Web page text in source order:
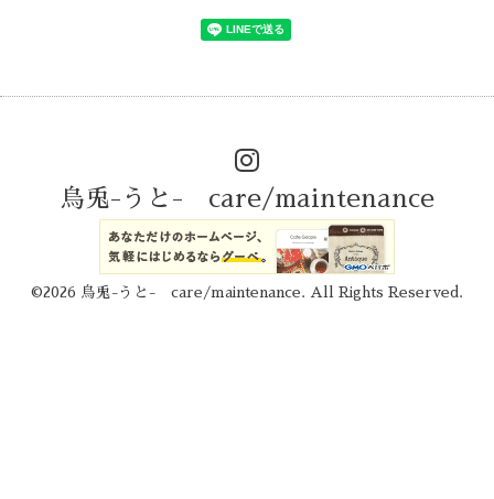
烏兎-うと- care/maintenance
©2026 烏兎-うと- care/maintenance . All Rights Reserved.